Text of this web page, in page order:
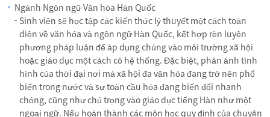
Ngành Ngôn ngữ Văn hóa Hàn Quốc
Sinh viên sẽ học tập các kiến thức lý thuyết một cách toàn
diện về văn hóa và ngôn ngữ Hàn Quốc, kết hợp rèn luyện
phương pháp luận để áp dụng chúng vào môi trường xã hội
hoặc giáo dục một cách có hệ thống. Đặc biệt, phản ánh tình
hình của thời đại nơi mà xã hội đa văn hóa đang trở nên phổ
biến trong nước và sự toàn cầu hóa đang biến đổi nhanh
chóng, cũng như chú trọng vào giáo dục tiếng Hàn như một
ngoại ngữ. Nếu hoàn thành các môn học quy định của chuyên